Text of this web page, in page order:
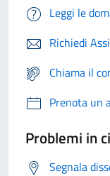
Leggi le
Richiedi
Chiama il
Prenota un
Problemi in
Segnala